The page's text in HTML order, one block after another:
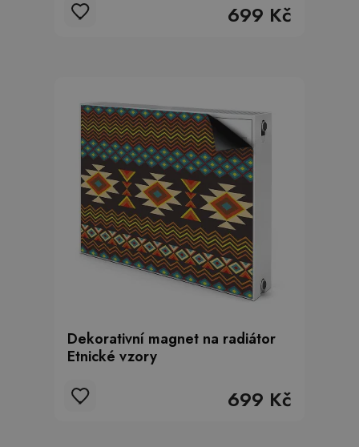
699 Kč
Dekorativní magnet na radiátor
Etnické vzory
699 Kč